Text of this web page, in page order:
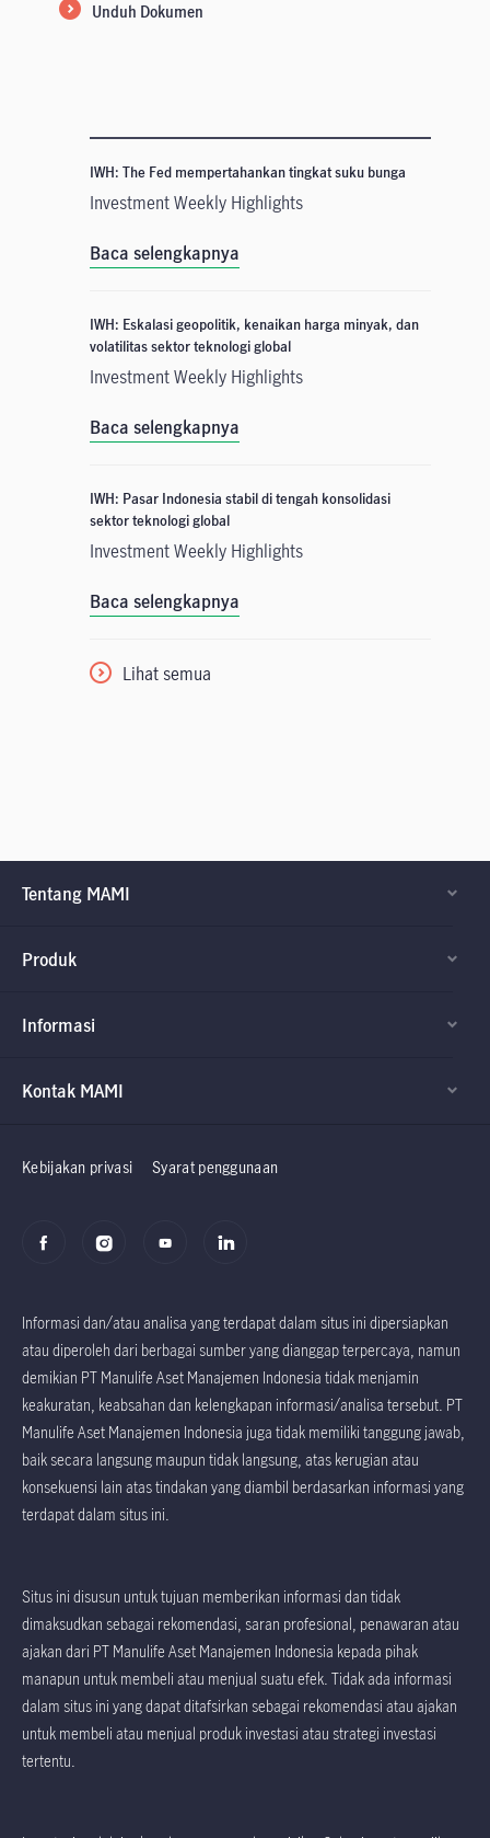
Unduh Dokumen
IWH: The Fed mempertahankan tingkat suku bunga
Investment Weekly Highlights
Baca selengkapnya
IWH: Eskalasi geopolitik, kenaikan harga minyak, dan
volatilitas sektor teknologi global
Investment Weekly Highlights
Baca selengkapnya
IWH: Pasar Indonesia stabil di tengah konsolidasi
sektor teknologi global
Investment Weekly Highlights
Baca selengkapnya
Lihat semua
Tentang MAMI
Produk
Informasi
Factsheet dan
Kontak MAMI
Kebijakan privasi Syarat penggunaan
Informasi dan/atau analisa yang terdapat dalam situs ini dipersiapkan
atau diperoleh dari berbagai sumber yang dianggap terpercaya, namun
demikian PT Manulife Aset Manajemen Indonesia tidak menjamin
keakuratan, keabsahan dan kelengkapan informasi/analisa tersebut. PT
Manulife Aset Manajemen Indonesia juga tidak memiliki tanggung jawab,
baik secara langsung maupun tidak langsung, atas kerugian atau
konsekuensi lain atas tindakan yang diambil berdasarkan informasi yang
terdapat dalam situs ini.
Situs ini disusun untuk tujuan memberikan informasi dan tidak
dimaksudkan sebagai rekomendasi, saran profesional, penawaran atau
ajakan dari PT Manulife Aset Manajemen Indonesia kepada pihak
manapun untuk membeli atau menjual suatu efek. Tidak ada informasi
dalam situs ini yang dapat ditafsirkan sebagai rekomendasi atau ajakan
untuk membeli atau menjual produk investasi atau strategi investasi
tertentu.